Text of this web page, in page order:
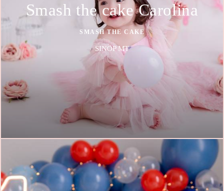
Smash the cake Carolina
SMASH THE CAKE
SINOP MT